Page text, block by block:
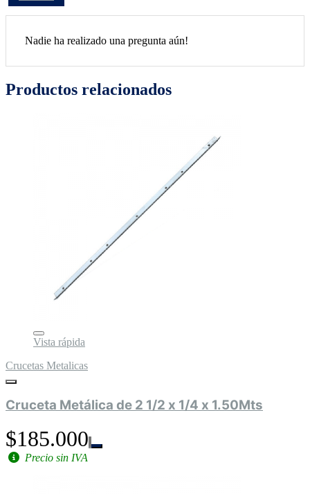
Nadie ha realizado una pregunta aún!
Productos relacionados
Vista rápida
Crucetas Metalicas
Cruceta Metálica de 2 1/2 x 1/4 x 1.50Mts
$185.000
Precio sin IVA